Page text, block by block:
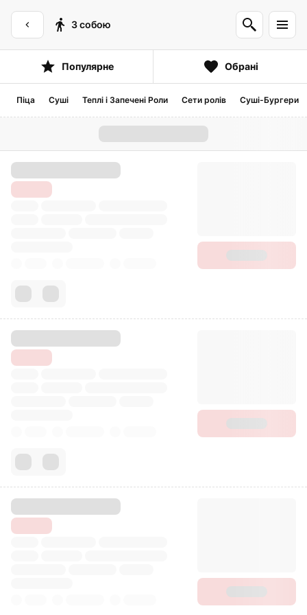
З собою
Популярне Обрані
Піца Суші Теплі і Запечені Роли Сети ролів Суші-Бургери